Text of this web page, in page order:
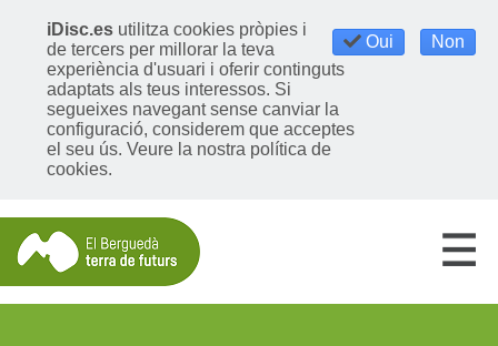
Oui Non
iDisc.es utilitza cookies pròpies i
de tercers per millorar la teva
experiència d'usuari i oferir continguts
adaptats als teus interessos. Si
segueixes navegant sense canviar la
configuració, considerem que acceptes
el seu ús. Veure la nostra política de
cookies.